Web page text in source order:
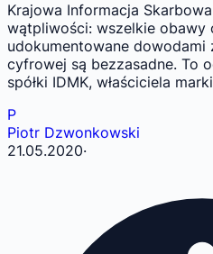
Krajowa Informacja
wątpliwości: wszelkie
udokumentowane dowodami
cyfrowej są bezzasadne. To
spółki IDMK, właściciela
P
Piotr Dzwonkowski
21.05.2020·